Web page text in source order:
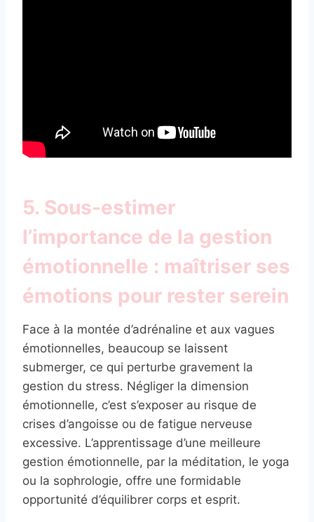
5. Sous-estimer
l’importance de la gestion
émotionnelle : maîtriser ses
émotions pour rester serein
Face à la montée d’adrénaline et aux vagues
émotionnelles, beaucoup se laissent
submerger, ce qui perturbe gravement la
gestion du stress. Négliger la dimension
émotionnelle, c’est s’exposer au risque de
crises d’angoisse ou de fatigue nerveuse
excessive. L’apprentissage d’une meilleure
gestion émotionnelle, par la méditation, le yoga
ou la sophrologie, offre une formidable
opportunité d’équilibrer corps et esprit.